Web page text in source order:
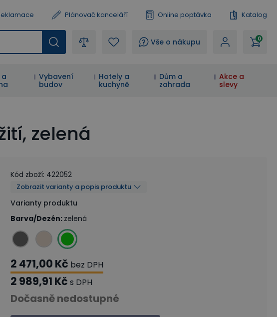
Plánovač kanceláří Online poptávka Katalog
? Vše o nákupu 0
a
Vybavení
budov
Hotely a
kuchyně
Dům a
zahrada
Akce a
slevy
zelená
Kód zboží: 422052
Zobrazit varianty a popis produktu
Varianty produktu
Barva/Dezén: zelená
2 471,00 Kč bez DPH
2 989,91 Kč s DPH
Dočasně nedostupné